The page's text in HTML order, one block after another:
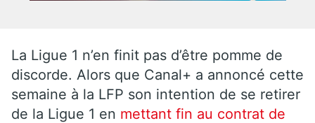
La Ligue 1 n’en finit pas d’être pomme de
discorde. Alors que Canal+ a annoncé cette
semaine à la LFP son intention de se retirer
de la Ligue 1 en mettant fin au contrat de